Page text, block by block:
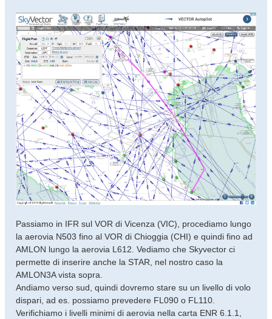
Passiamo in IFR sul VOR di Vicenza (VIC), procediamo lungo
la aerovia N503 fino al VOR di Chioggia (CHI) e quindi fino ad
AMLON lungo la aerovia L612. Vediamo che Skyvector ci
permette di inserire anche la STAR, nel nostro caso la
AMLON3A vista sopra.
Andiamo verso sud, quindi dovremo stare su un livello di volo
dispari, ad es. possiamo prevedere FL090 o FL110.
Verifichiamo i livelli minimi di aerovia nella carta ENR 6.1.1,